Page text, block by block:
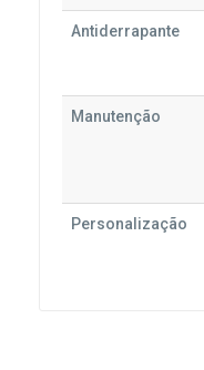
Antiderrapante
Manutenção
Personalização